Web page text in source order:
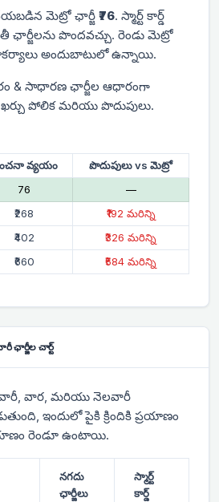
మెట్రో ఛార్జీ ₹76. స్మార్ట్ కార్డ్
పొందవచ్చు. రెండు మెట్రో
అందుబాటులో ఉన్నాయి.
& సాధారణ ఛార్జీల ఆధారంగా
పోలిక మరియు పొదుపులు.
వ్యయం
పొదుపులు vs మెట్రో
₹76
—
₹268
₹192 మరిన్ని
₹402
₹326 మరిన్ని
₹660 ₹584 మరిన్ని
ఛార్జీల చార్ట్
వార, మరియు నెలవారీ
ఇందులో పైకి క్రిందికి ప్రయాణం
రెండూ ఉంటాయి.
నగదు
ఛార్జీలు
స్మార్ట్
కార్డ్